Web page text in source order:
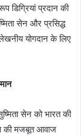
डिग्रियां प्रदान की
सेन और प्रसिद्ध
योगदान के लिए
सेन को भारत की
की मजबूत आवाज